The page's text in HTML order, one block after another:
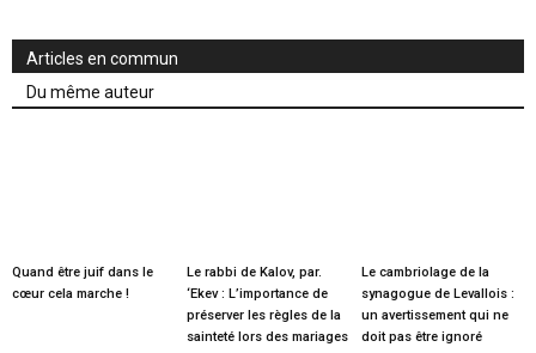
Articles en commun
Du même auteur
Quand être juif dans le
cœur cela marche !
Le rabbi de Kalov, par.
‘Ekev : L’importance de
préserver les règles de la
sainteté lors des mariages
Le cambriolage de la
synagogue de Levallois :
un avertissement qui ne
doit pas être ignoré